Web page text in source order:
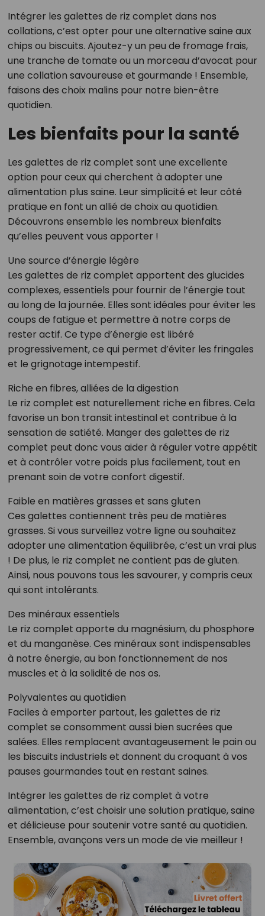
Intégrer les galettes de riz complet dans nos
collations, c’est opter pour une alternative saine aux
chips ou biscuits. Ajoutez-y un peu de fromage frais,
une tranche de tomate ou un morceau d’avocat pour
une collation savoureuse et gourmande ! Ensemble,
faisons des choix malins pour notre bien-être
quotidien.
Les bienfaits pour la santé
Les galettes de riz complet sont une excellente
option pour ceux qui cherchent à adopter une
alimentation plus saine. Leur simplicité et leur côté
pratique en font un allié de choix au quotidien.
Découvrons ensemble les nombreux bienfaits
qu’elles peuvent vous apporter !
Une source d’énergie légère
Les galettes de riz complet apportent des glucides
complexes, essentiels pour fournir de l’énergie tout
au long de la journée. Elles sont idéales pour éviter les
coups de fatigue et permettre à notre corps de
rester actif. Ce type d’énergie est libéré
progressivement, ce qui permet d’éviter les fringales
et le grignotage intempestif.
Riche en fibres, alliées de la digestion
Le riz complet est naturellement riche en fibres. Cela
favorise un bon transit intestinal et contribue à la
sensation de satiété. Manger des galettes de riz
complet peut donc vous aider à réguler votre appétit
et à contrôler votre poids plus facilement, tout en
prenant soin de votre confort digestif.
Faible en matières grasses et sans gluten
Ces galettes contiennent très peu de matières
grasses. Si vous surveillez votre ligne ou souhaitez
adopter une alimentation équilibrée, c’est un vrai plus
! De plus, le riz complet ne contient pas de gluten.
Ainsi, nous pouvons tous les savourer, y compris ceux
qui sont intolérants.
Des minéraux essentiels
Le riz complet apporte du magnésium, du phosphore
et du manganèse. Ces minéraux sont indispensables
à notre énergie, au bon fonctionnement de nos
muscles et à la solidité de nos os.
Polyvalentes au quotidien
Faciles à emporter partout, les galettes de riz
complet se consomment aussi bien sucrées que
salées. Elles remplacent avantageusement le pain ou
les biscuits industriels et donnent du croquant à vos
pauses gourmandes tout en restant saines.
Intégrer les galettes de riz complet à votre
alimentation, c’est choisir une solution pratique, saine
et délicieuse pour soutenir votre santé au quotidien.
Ensemble, avançons vers un mode de vie meilleur !